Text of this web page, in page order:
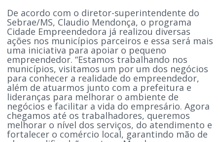
De acordo com o diretor-superintendente do
Sebrae/MS, Claudio Mendonça, o programa
Cidade Empreendedora já realizou diversas
ações nos municípios parceiros e essa será mais
uma iniciativa para apoiar o pequeno
empreendedor. “Estamos trabalhando nos
municípios, visitamos um por um dos negócios
para conhecer a realidade do empreendedor,
além de atuarmos junto com a prefeitura e
lideranças para melhorar o ambiente de
negócios e facilitar a vida do empresário. Agora
chegamos até os trabalhadores, queremos
melhorar o nível dos serviços, do atendimento e
fortalecer o comércio local, garantindo mão de